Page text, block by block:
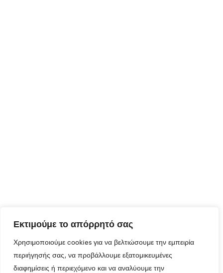
Εκτιμούμε το απόρρητό σας
Χρησιμοποιούμε cookies για να βελτιώσουμε την εμπειρία
περιήγησής σας, να προβάλλουμε εξατομικευμένες
διαφημίσεις ή περιεχόμενο και να αναλύουμε την